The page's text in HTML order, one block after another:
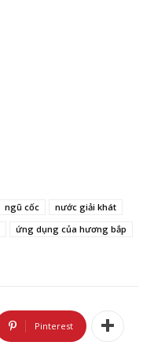
ngũ cốc
nước giải khát
ứng dụng của hương bắp
Pinterest